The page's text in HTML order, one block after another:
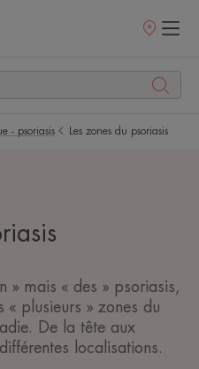
Points
- psoriasis Les zones du psoriasis
» mais « des » psoriasis,
« plusieurs » zones du
De la tête aux
localisations.